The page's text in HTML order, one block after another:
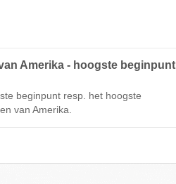
Amerika - hoogste beginpunt
beginpunt resp. het hoogste
van Amerika.